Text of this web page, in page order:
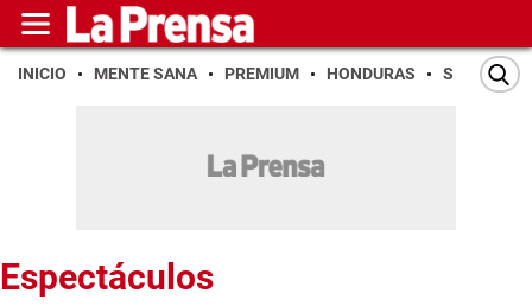
INICIO MENTE SANA PREMIUM HONDURAS SAN PEDRO
Espectáculos